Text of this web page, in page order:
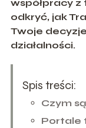
współpracy
odkryć, jak
Twoje
działalności.
Spis treści:
Czym
Portale